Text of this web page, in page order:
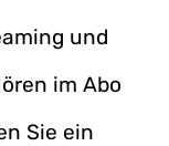
und
im Abo
Sie ein